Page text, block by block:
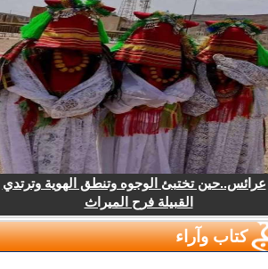
عرائس..حين تختبئ الوجوه وتنطق الهوية وترتدي
القبيلة فرح الميراث
كتاب وآراء